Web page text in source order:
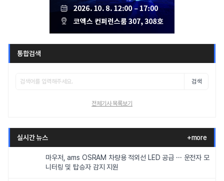
통합검색
검색
전체기사 목록보기
실시간 뉴스 +more
마우저, ams OSRAM 차량용 적외선 LED 공급 ··· 운전자 모
니터링 및 탑승자 감지 지원